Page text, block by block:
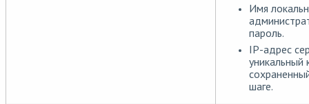
Имя
пароль.
IP-адрес
уникальный
шаге.